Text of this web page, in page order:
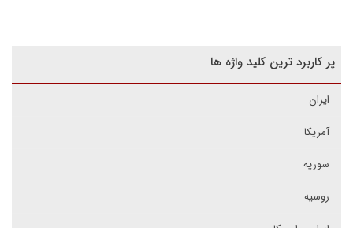
پر کاربرد ترین کلید واژه ها
ایران
آمریکا
سوریه
روسیه